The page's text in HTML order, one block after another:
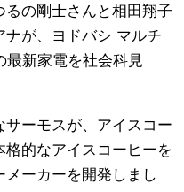
の剛士さんと相田翔子
ナが、ヨドバシ マルチ
最新家電を社会科見
ーモスが、アイスコー
格的なアイスコーヒーを
ーカーを開発しまし